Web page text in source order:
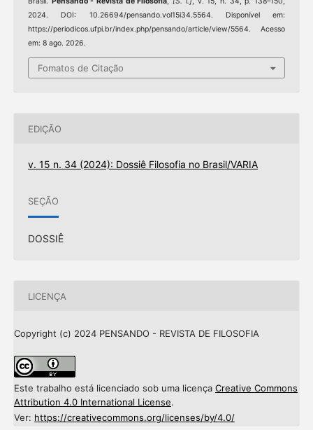
2024. DOI: 10.26694/pensando.vol15i34.5564. Disponível em:
https://periodicos.ufpi.br/index.php/pensando/article/view/5564. Acesso
em: 8 ago. 2026.
Fomatos de Citação
EDIÇÃO
v. 15 n. 34 (2024): Dossiê Filosofia no Brasil/VARIA
SEÇÃO
DOSSIÊ
LICENÇA
Copyright (c) 2024 PENSANDO - REVISTA DE FILOSOFIA
Este trabalho está licenciado sob uma licença Creative Commons
Attribution 4.0 International License.
Ver: https://creativecommons.org/licenses/by/4.0/